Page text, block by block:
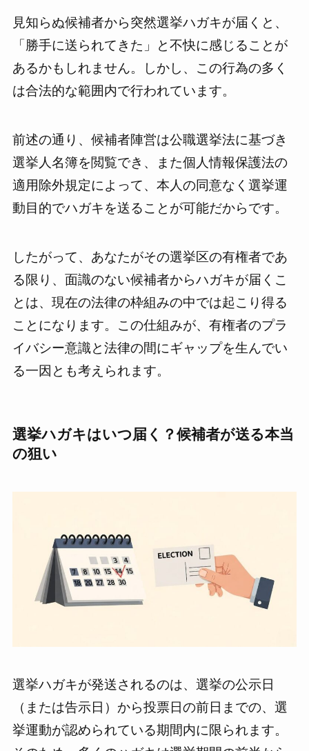
見知らぬ候補者から突然選挙ハガキが届くと、
「勝手に送られてきた」と不快に感じることが
あるかもしれません。しかし、この行為の多く
は合法的な範囲内で行われています。
前述の通り、候補者陣営は公職選挙法に基づき
選挙人名簿を閲覧でき、また個人情報保護法の
適用除外規定によって、本人の同意なく選挙運
動目的でハガキを送ることが可能だからです。
したがって、あなたがその選挙区の有権者であ
る限り、面識のない候補者からハガキが届くこ
とは、現在の法律の枠組みの中では起こり得る
ことになります。この仕組みが、有権者のプラ
イバシー意識と法律の間にギャップを生んでい
る一因とも考えられます。
選挙ハガキはいつ届く？候補者が送る本当
の狙い
選挙ハガキが発送されるのは、選挙の公示日
（または告示日）から投票日の前日までの、選
挙運動が認められている期間内に限られます。